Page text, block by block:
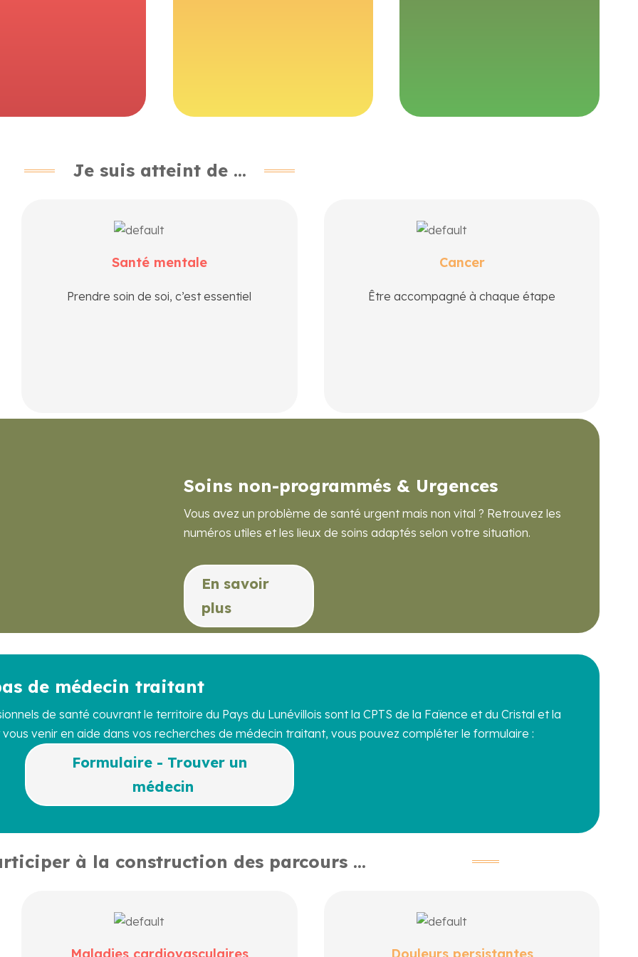
Je suis atteint de ...
Santé mentale
Prendre soin de soi, c’est essentiel
Dépression, anxiété, épuisement ou isolement :
des ressources existent pour vous soutenir.
Trouvez un professionnel, un groupe de parole ou
Cancer
Être accompagné à chaque étape
De la prévention au suivi post-traitement,
accédez aux structures, professionnels et
associations qui soutiennent les personnes
Soins non-programmés & Urgences
Vous avez un problème de santé urgent mais non vital ? Retrouvez les
numéros utiles et les lieux de soins adaptés selon votre situation.
En savoir
plus
de médecin traitant
de santé couvrant le territoire du Pays du Lunévillois sont la CPTS de la Faïence et du Cristal et la
vous venir en aide dans vos recherches de médecin traitant, vous pouvez compléter le formulaire :
Formulaire - Trouver un
médecin
à la construction des parcours ...
Maladies cardiovasculaires
Cœur, artères, hypertension, infarctus : apprenez
à prévenir les facteurs de risque, à reconnaître
Douleurs persistantes
Un parcours pour mieux vivre avec des douleurs
fibromyalgie, la sciatique ou d’autres douleurs